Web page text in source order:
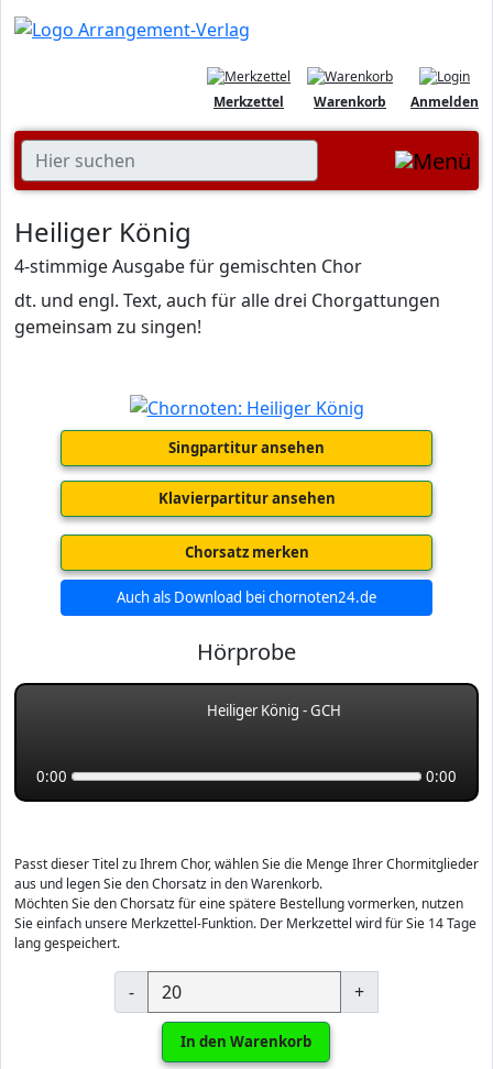
Anmelden
Warenkorb
Merkzettel
Heiliger König
4-stimmige Ausgabe für gemischten Chor
dt. und engl. Text, auch für alle drei Chorgattungen
gemeinsam zu singen!
Singpartitur ansehen
Klavierpartitur ansehen
Chorsatz merken
Auch als Download bei chornoten24.de
Hörprobe
Heiliger König - GCH
0:00 0:00
Passt dieser Titel zu Ihrem Chor, wählen Sie die Menge Ihrer Chormitglieder
aus und legen Sie den Chorsatz in den Warenkorb.
Möchten Sie den Chorsatz für eine spätere Bestellung vormerken, nutzen
Sie einfach unsere Merkzettel-Funktion. Der Merkzettel wird für Sie 14 Tage
lang gespeichert.
- +
In den Warenkorb